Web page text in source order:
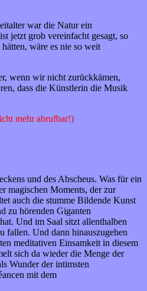
war die Natur ein
jetzt grob vereinfacht gesagt, so
wäre es nie so weit
wenn wir nicht zurückkämen,
dass die Künstlerin die Musik
mehr abrufbar!)
und des Abscheus. Was für ein
magischen Moments, der zur
auch die stumme Bildende Kunst
zu hörenden Giganten
Und im Saal sitzt allenthalben
fallen. Und dann hinauszugehen
meditativen Einsamkeit in diesem
sich da wieder die Menge der
Wunder der intimsten
mit dem